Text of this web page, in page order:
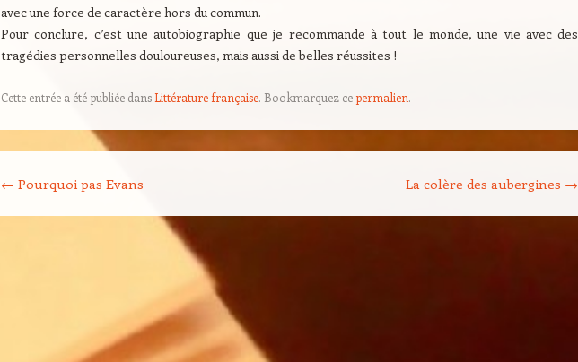
avec une force de caractère hors du commun.
Pour conclure, c’est une autobiographie que je recommande à tout le monde, une vie avec des
tragédies personnelles douloureuses, mais aussi de belles réussites !
Cette entrée a été publiée dansLittérature française. Bookmarquez cepermalien.
← Pourquoi pas Evans La colère des aubergines →